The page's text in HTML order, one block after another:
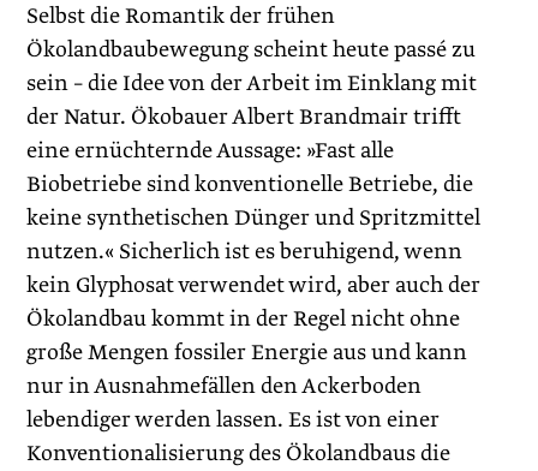
Selbst die Romantik der frühen
Ökolandbaubewegung scheint heute passé zu
sein – die Idee von der Arbeit im Einklang mit
der Natur. Ökobauer Albert Brandmair trifft
eine ernüchternde Aussage: »Fast alle
Biobetriebe sind konventionelle Betriebe, die
keine synthetischen Dünger und Spritzmittel
nutzen.« Sicherlich ist es beruhigend, wenn
kein Glyphosat verwendet wird, aber auch der
Ökolandbau kommt in der Regel nicht ohne
große Mengen fossiler Energie aus und kann
nur in Ausnahmefällen den Ackerboden
lebendiger werden lassen. Es ist von einer
Konventionalisierung des Ökolandbaus die